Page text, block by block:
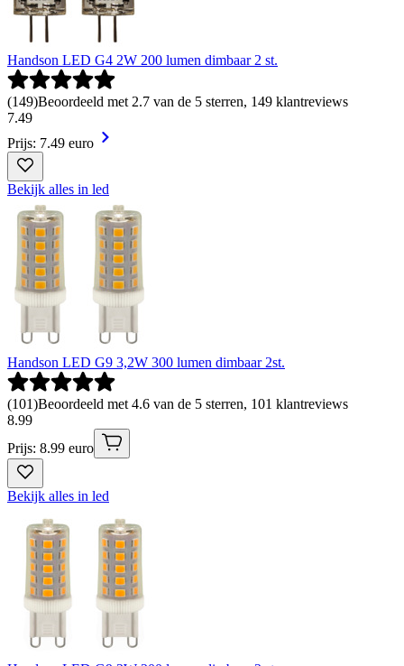
Handson LED G4 2W 200 lumen dimbaar 2 st.
(149)Beoordeeld met 2.7 van de 5 sterren, 149 klantreviews
7.49
Prijs: 7.49 euro
Bekijk alles in led
Handson LED G9 3,2W 300 lumen dimbaar 2st.
(101)Beoordeeld met 4.6 van de 5 sterren, 101 klantreviews
8.99
Prijs: 8.99 euro
Bekijk alles in led